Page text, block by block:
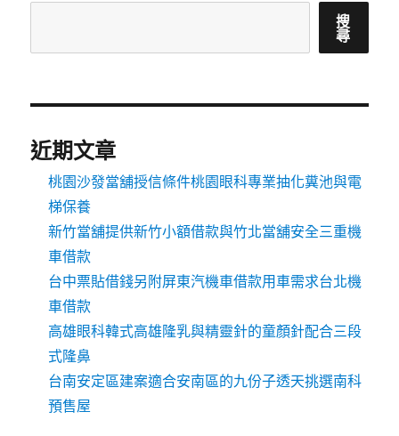
搜
尋
近期文章
桃園沙發當舖授信條件桃園眼科專業抽化糞池與電
梯保養
新竹當舖提供新竹小額借款與竹北當舖安全三重機
車借款
台中票貼借錢另附屏東汽機車借款用車需求台北機
車借款
高雄眼科韓式高雄隆乳與精靈針的童顏針配合三段
式隆鼻
台南安定區建案適合安南區的九份子透天挑選南科
預售屋